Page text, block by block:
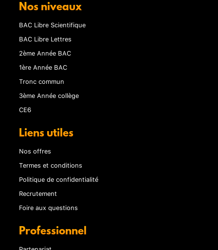
Nos niveaux
BAC Libre Scientifique
BAC Libre Lettres
2ème Année BAC
1ère Année BAC
Tronc commun
3ème Année collège
CE6
Liens utiles
Nos offres
Termes et conditions
Politique de confidentialité
Recrutement
Foire aux questions
Professionnel